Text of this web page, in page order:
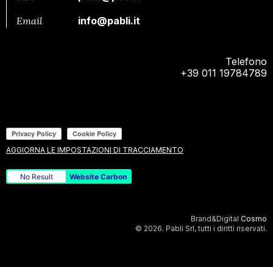
Email
info@pabli.it
Telefono
+39 011 19784789
AGGIORNA LE IMPOSTAZIONI DI TRACCIAMENTO
No Result Website Carbon
Brand&Digital Cosmo
© 2026. Pabli Srl, tutti i diritti riservati.